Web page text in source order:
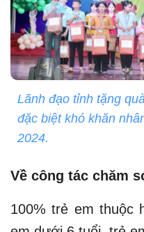
Lãnh đạo tỉnh tặng
đặc biệt khó khăn
2024.
Về công tác chăm
100% trẻ em thuộc